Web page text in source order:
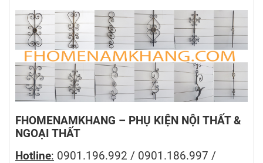
FHOMENAMKHANG – PHỤ KIỆN NỘI THẤT &
NGOẠI THẤT
Hotline: 0901.196.992 / 0901.186.997 /